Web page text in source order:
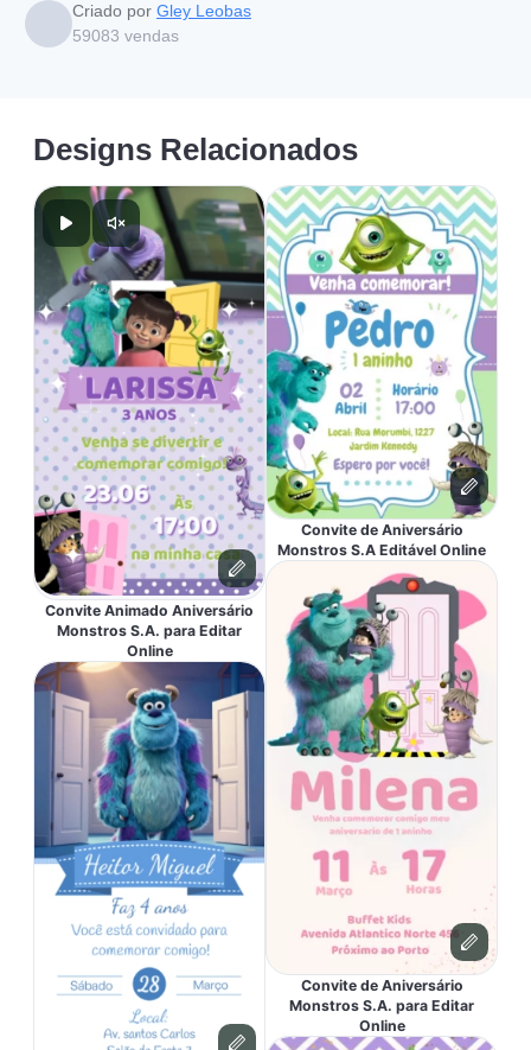
Criado por Gley Leobas
59083 vendas
Designs Relacionados
Convite Animado Aniversário
Monstros S.A. para Editar
Online
Convite de Aniversário
Monstros S.A Editável Online
Convite de Aniversário
Monstros S.A. para Editar
Online